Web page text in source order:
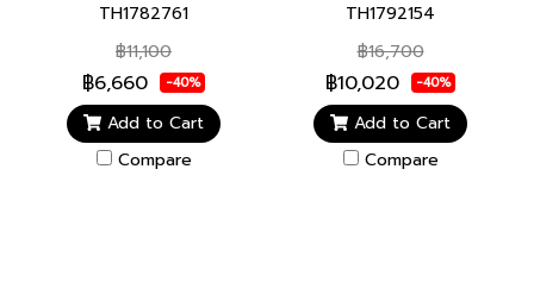
TH1782761
฿11,100
฿6,660 -40%
Add to Cart
Compare
TH1792154
฿16,700
฿10,020 -40%
Add to Cart
Compare